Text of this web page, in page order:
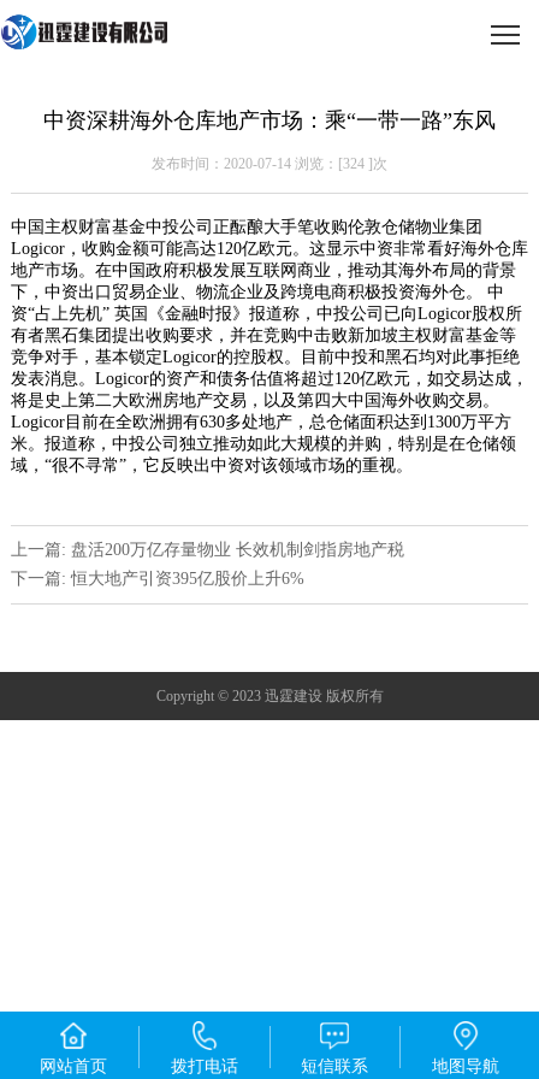
中资深耕海外仓库地产市场：乘“一带一路”东风
发布时间：2020-07-14 浏览：[324 ]次
中国主权财富基金中投公司正酝酿大手笔收购伦敦仓储物业集团
Logicor，收购金额可能高达120亿欧元。这显示中资非常看好海外仓库
地产市场。在中国政府积极发展互联网商业，推动其海外布局的背景
下，中资出口贸易企业、物流企业及跨境电商积极投资海外仓。 中
资“占上先机” 英国《金融时报》报道称，中投公司已向Logicor股权所
有者黑石集团提出收购要求，并在竞购中击败新加坡主权财富基金等
竞争对手，基本锁定Logicor的控股权。目前中投和黑石均对此事拒绝
发表消息。Logicor的资产和债务估值将超过120亿欧元，如交易达成，
将是史上第二大欧洲房地产交易，以及第四大中国海外收购交易。
Logicor目前在全欧洲拥有630多处地产，总仓储面积达到1300万平方
米。报道称，中投公司独立推动如此大规模的并购，特别是在仓储领
域，“很不寻常”，它反映出中资对该领域市场的重视。
上一篇: 盘活200万亿存量物业 长效机制剑指房地产税
下一篇: 恒大地产引资395亿股价上升6%
Copyright © 2023 迅霆建设 版权所有
网站首页 拨打电话 短信联系 地图导航